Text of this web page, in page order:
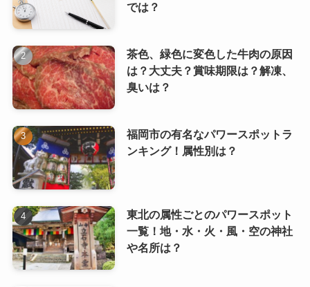
では？
茶色、緑色に変色した牛肉の原因
は？大丈夫？賞味期限は？解凍、
臭いは？
福岡市の有名なパワースポットラ
ンキング！属性別は？
東北の属性ごとのパワースポット
一覧！地・水・火・風・空の神社
や名所は？